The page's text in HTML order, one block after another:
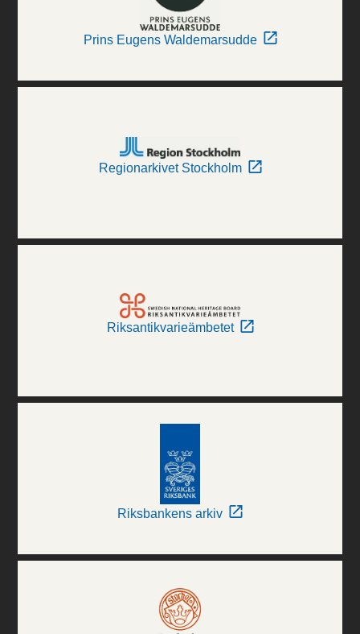
Prins Eugens Waldemarsudde
Regionarkivet Stockholm
Riksantikvarieämbetet
Riksbankens arkiv